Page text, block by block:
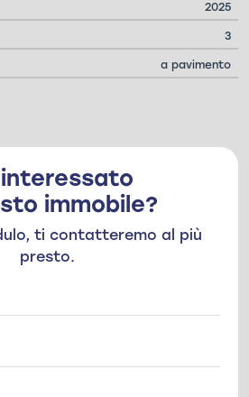
2025
3
a pavimento
interessato
immobile?
ti contatteremo al più
presto.